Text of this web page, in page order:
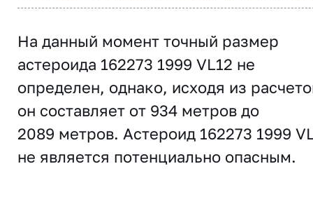
На данный момент точный размер
астероида 162273 1999 VL12 не
определен, однако, исходя из
он составляет от 934 метров до
2089 метров. Астероид 162273 1999
не является потенциально опасным.